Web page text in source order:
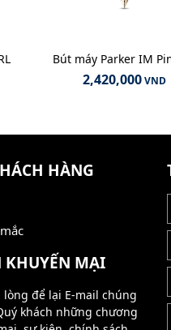
Bút máy Parker IM
2,420,000VND
HÀNG
MẠI
lòng để lại E-mail chúng
khách những chương